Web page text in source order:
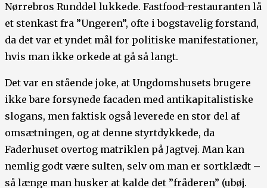
Nørrebros Runddel lukkede. Fastfood-restauranten lå
et stenkast fra ”Ungeren”, ofte i bogstavelig forstand,
da det var et yndet mål for politiske manifestationer,
hvis man ikke orkede at gå så langt.
Det var en stående joke, at Ungdomshusets brugere
ikke bare forsynede facaden med antikapitalistiske
slogans, men faktisk også leverede en stor del af
omsætningen, og at denne styrtdykkede, da
Faderhuset overtog matriklen på Jagtvej. Man kan
nemlig godt være sulten, selv om man er sortklædt –
så længe man husker at kalde det ”fråderen” (ubøj.